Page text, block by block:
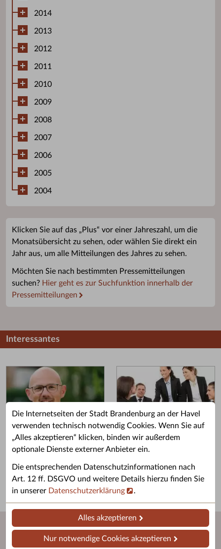
Die Internetseiten der Stadt Brandenburg an der Havel
verwenden technisch notwendig Cookies. Wenn Sie auf
„Alles akzeptieren“ klicken, binden wir außerdem
optionale Dienste externer Anbieter ein.
Die entsprechenden Datenschutzinformationen nach
Art. 12 ff. DSGVO und weitere Details hierzu finden Sie
in unserer Datenschutzerklärung .
Alles akzeptieren
Nur notwendige Cookies akzeptieren
2014
2013
2012
2011
2010
2009
2008
2007
2006
2005
2004
Klicken Sie auf das „Plus“ vor einer Jahreszahl, um die
Monatsübersicht zu sehen, oder wählen Sie direkt ein
Jahr aus, um alle Mitteilungen des Jahres zu sehen.
Möchten Sie nach bestimmten Pressemitteilungen
suchen? Hier geht es zur Suchfunktion innerhalb der
Pressemitteilungen
Interessantes
Grußwort des OB